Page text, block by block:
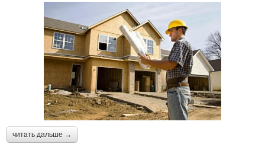
читать дальше →